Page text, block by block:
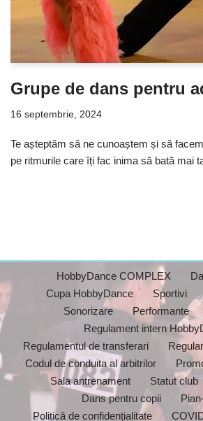
Grupe de dans pentru
16 septembrie, 2024
Te așteptăm să ne cunoaștem și să
pe ritmurile care îți fac inima să bată mai
HobbyDance COMPLEX
Cupa HobbyDance
Sportivi
Sonorizare
Performante
Regulament intern
Regulamentul de transferari
Codul de conduita al arbitrilor
Sala antrenament
Statut club
Dans pentru copii
Politică de confidențialitate